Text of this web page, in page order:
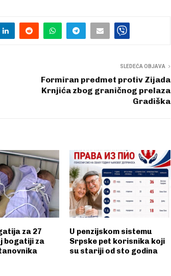
SLEDEĆA OBJAVA
Formiran predmet protiv Zijada
Krnjića zbog graničnog prelaza
Gradiška
za 27
bogatiji za
U penzijskom sistemu
Srpske pet korisnika koji
su stariji od sto godina